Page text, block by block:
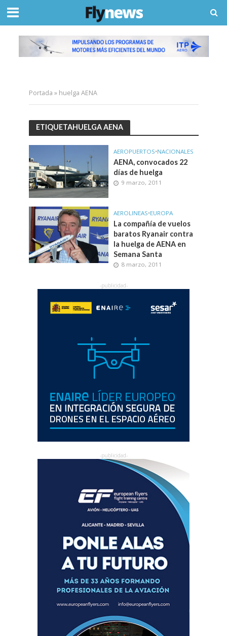
Portada » huelga AENA
ETIQUETAHUELGA AENA
AEROPUERTOS•NACIONALES
AENA, convocados 22
días de huelga
9 marzo, 2011
AEROLINEAS•EUROPA
La compañía de vuelos
baratos Ryanair contra
la huelga de AENA en
Semana Santa
8 marzo, 2011